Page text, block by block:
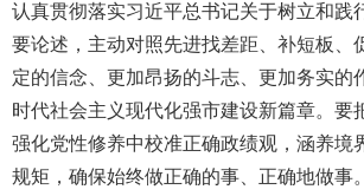
认真贯彻落实习近平总书记关于树立和践
要论述，主动对照先进找差距、补短板、
定的信念、更加昂扬的斗志、更加务实的
时代社会主义现代化强市建设新篇章。要
强化党性修养中校准正确政绩观，涵养境
规矩，确保始终做正确的事、正确地做事